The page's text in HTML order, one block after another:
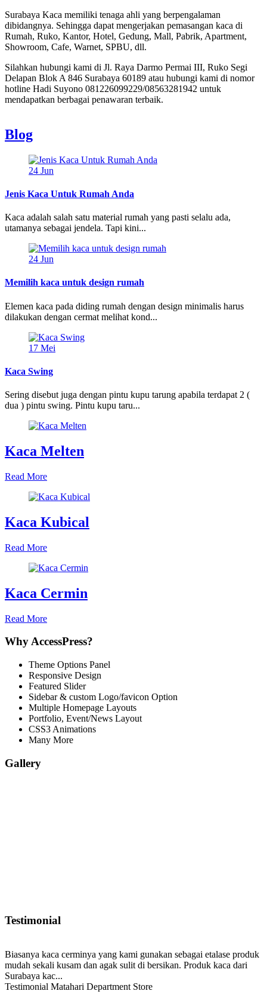
Surabaya Kaca memiliki tenaga ahli yang berpengalaman
dibidangnya. Sehingga dapat mengerjakan pemasangan kaca di
Rumah, Ruko, Kantor, Hotel, Gedung, Mall, Pabrik, Apartment,
Showroom, Cafe, Warnet, SPBU, dll.
Silahkan hubungi kami di Jl. Raya Darmo Permai III, Ruko Segi
Delapan Blok A 846 Surabaya 60189 atau hubungi kami di nomor
hotline Hadi Suyono 081226099229/08563281942 untuk
mendapatkan berbagai penawaran terbaik.
Blog
24 Jun
Jenis Kaca Untuk Rumah Anda
Kaca adalah salah satu material rumah yang pasti selalu ada,
utamanya sebagai jendela. Tapi kini...
24 Jun
Memilih kaca untuk design rumah
Elemen kaca pada diding rumah dengan design minimalis harus
dilakukan dengan cermat melihat kond...
17 Mei
Kaca Swing
Sering disebut juga dengan pintu kupu tarung apabila terdapat 2 (
dua ) pintu swing. Pintu kupu taru...
Kaca Melten
Read More
Kaca Kubical
Read More
Kaca Cermin
Read More
Why AccessPress?
Theme Options Panel
Responsive Design
Featured Slider
Sidebar & custom Logo/favicon Option
Multiple Homepage Layouts
Portfolio, Event/News Layout
CSS3 Animations
Many More
Gallery
Testimonial
Biasanya kaca cerminya yang kami gunakan sebagai etalase produk
mudah sekali kusam dan agak sulit di bersikan. Produk kaca dari
Surabaya kac...
Testimonial Matahari Department Store